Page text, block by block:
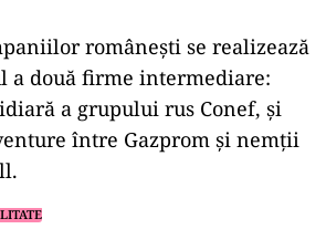
româneşti se realizează
două firme intermediare:
a grupului rus Conef, şi
între Gazprom şi nemţii